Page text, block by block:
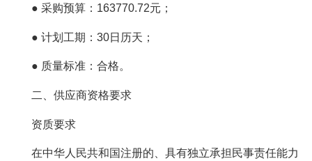
● 采购预算：163770.72元；
● 计划工期：30日历天；
● 质量标准：合格。
二、供应商资格要求
资质要求
在中华人民共和国注册的、具有独立承担民事责任能力